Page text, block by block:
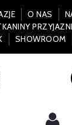
O NAS
SHOWROOM